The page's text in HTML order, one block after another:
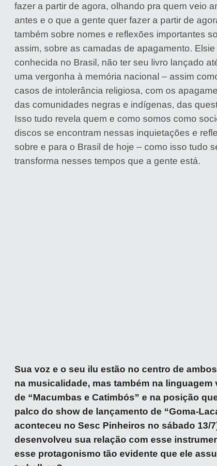
fazer a partir de agora, olhando pra quem veio
antes e o que a gente quer fazer a partir de
também sobre nomes e reflexões importantes
assim, sobre as camadas de apagamento.
conhecida no Brasil, não ter seu livro lançado
uma vergonha à memória nacional – assim
casos de intolerância religiosa, com os
das comunidades negras e indígenas, das
Isso tudo revela quem e como somos como
discos se encontram nessas inquietações e
sobre e para o Brasil de hoje – como isso tudo
transforma nesses tempos que a gente está.
Sua voz e o seu ilu estão no centro de
na musicalidade, mas também na linguagem
de “Macumbas e Catimbós” e na posição
palco do show de lançamento de “Goma-
aconteceu no Sesc Pinheiros no sábado 13/
desenvolveu sua relação com esse
esse protagonismo tão evidente que ele